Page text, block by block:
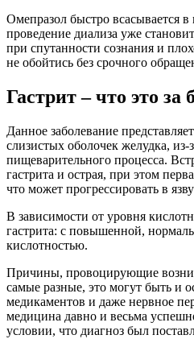
Омепразол быстро всасывается в
проведение диализа уже
при спутанности сознания и
не обойтись без срочного
Гастрит – что это за
Данное заболевание
слизистых оболочек желудка, из-
пищеварительного процесса.
гастрита и острая, при этом
что может прогрессировать в
В зависимости от уровня
гастрита: с повышенной,
кислотностью.
Причины, провоцирующие
самые разные, это могут быть и
медикаментов и даже нервное
медицина давно и весьма
условии, что диагноз был